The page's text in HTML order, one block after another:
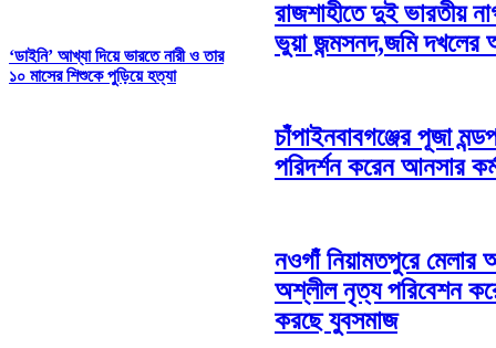
‘ডাইনি’ আখ্যা দিয়ে ভারতে নারী ও তার
১০ মাসের শিশুকে পুড়িয়ে হত্যা
রাজশাহীতে দুই ভারতীয়
ভুয়া জন্মসনদ,জমি দখলের
চাঁপাইনবাবগঞ্জের পূজা
পরিদর্শন করেন আনসার
নওগাঁ নিয়ামতপুরে মেলার
অশ্লীল নৃত্য পরিবেশন
করছে যুবসমাজ